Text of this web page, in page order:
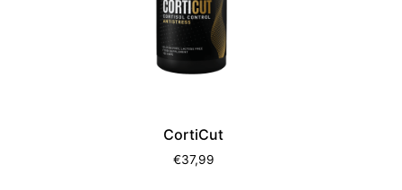
CortiCut
€37,99